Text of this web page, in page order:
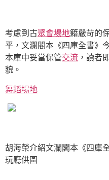
考慮到古聚會場地籍嚴苛的
平，文瀾閣本《四庫全書》
本庫中妥當保管交流 ，讀者
貌。
舞蹈場地
胡海榮介紹文瀾閣本《四
玩廳供圖